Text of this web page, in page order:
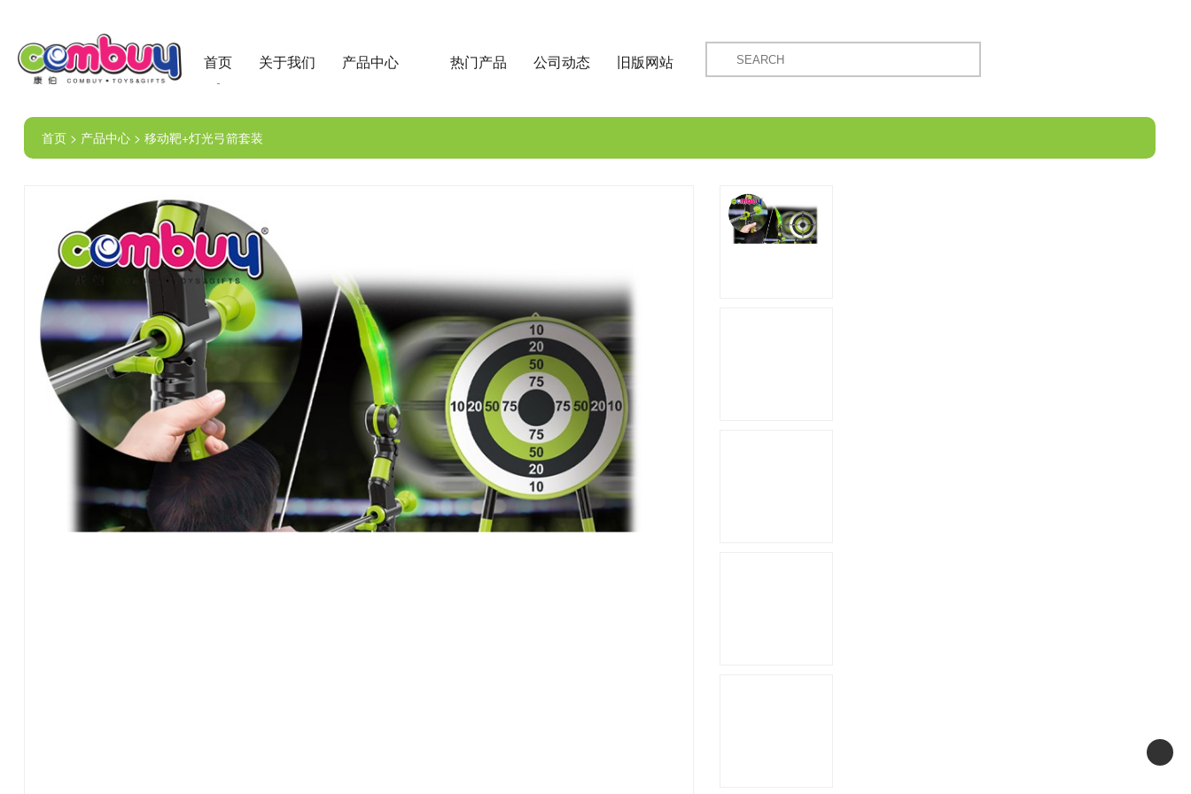
首页 关于我们 产品中心 热门产品 公司动态 旧版网站
首页 > 产品中心 > 移动靶+灯光弓箭套装